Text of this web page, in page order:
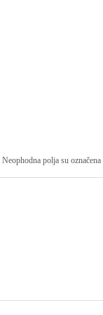
Neophodna polja su označena